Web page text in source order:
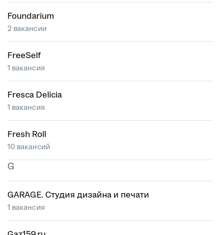
Foundarium
2 вакансии
FreeSelf
1 вакансия
Fresca Delicia
1 вакансия
Fresh Roll
10 вакансий
G
GARAGE. Студия дизайна и печати
1 вакансия